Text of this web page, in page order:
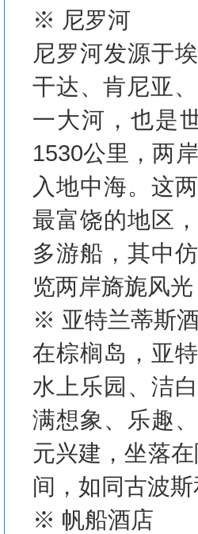
※ 尼罗河
尼罗河发源于
干达、肯尼亚
一大河，也是
1530公里，两
入地中海。这
最富饶的地区
多游船，其中
览两岸旖旎风
※ 亚特兰蒂斯
在棕榈岛，亚
水上乐园、洁
满想象、乐趣
元兴建，坐落
间，如同古波
※ 帆船酒店